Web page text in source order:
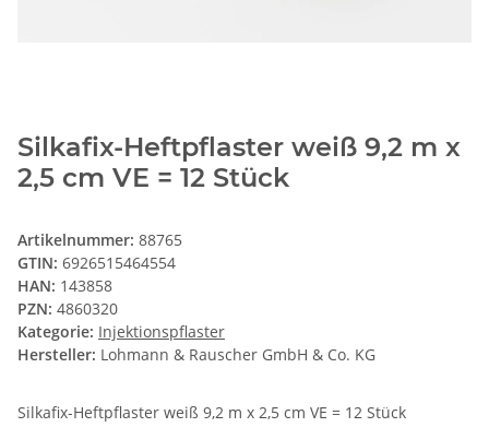
Silkafix-Heftpflaster weiß 9,2 m x
2,5 cm VE = 12 Stück
Artikelnummer: 88765
GTIN: 6926515464554
HAN: 143858
PZN: 4860320
Kategorie: Injektionspflaster
Hersteller: Lohmann & Rauscher GmbH & Co. KG
Silkafix-Heftpflaster weiß 9,2 m x 2,5 cm VE = 12 Stück